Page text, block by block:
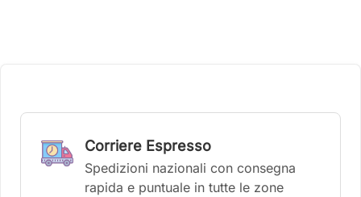
Corriere Espresso
Spedizioni nazionali con consegna
rapida e puntuale in tutte le zone